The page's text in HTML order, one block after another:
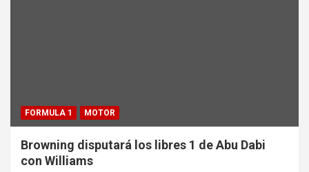
FORMULA 1 MOTOR
Browning disputará los libres 1 de Abu Dabi
con Williams